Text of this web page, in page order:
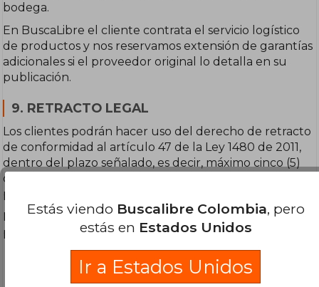
bodega.
En BuscaLibre el cliente contrata el servicio logístico
de productos y nos reservamos extensión de garantías
adicionales si el proveedor original lo detalla en su
publicación.
9. RETRACTO LEGAL
Los clientes podrán hacer uso del derecho de retracto
de conformidad al artículo 47 de la Ley 1480 de 2011,
dentro del plazo señalado, es decir, máximo cinco (5)
días hábiles contados a partir de la entrega del
producto.
Para ello, se deberá llevar a cabo el siguiente
procedimiento:
El cliente deberá devolver el producto por los
mismos medios y en las mismas condiciones en
Estás viendo Buscalibre Colombia, pero
estás en Estados Unidos
Ir a Estados Unidos